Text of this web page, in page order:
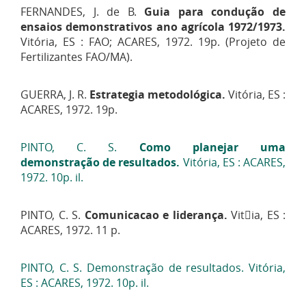
FERNANDES, J. de B. Guia para condução de
ensaios demonstrativos ano agrícola 1972/1973.
Vitória, ES : FAO; ACARES, 1972. 19p. (Projeto de
Fertilizantes FAO/MA).
GUERRA, J. R. Estrategia metodológica. Vitória, ES :
ACARES, 1972. 19p.
PINTO, C. S. Como planejar uma
demonstraçãode resultados. Vitória, ES : ACARES,
1972. 10p. il.
PINTO, C. S. Comunicacao e liderança. Vitia, ES :
ACARES, 1972. 11 p.
PINTO, C. S. Demonstração de resultados. Vitória,
ES : ACARES, 1972. 10p. il.